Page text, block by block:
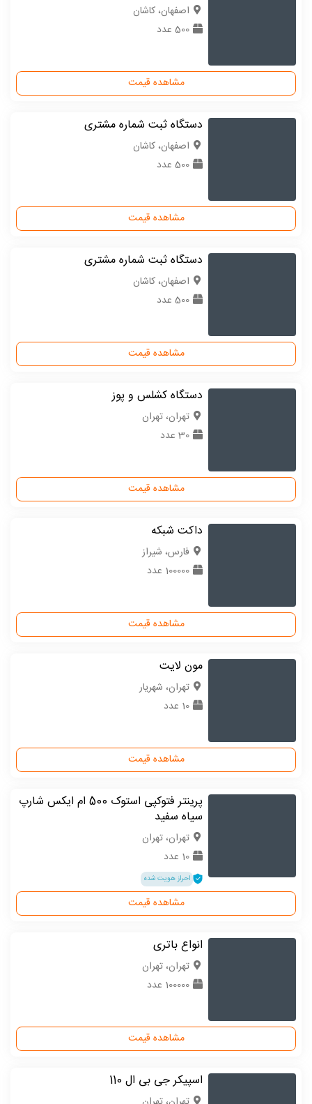
اصفهان، کاشان
500 عدد
مشاهده قیمت
دستگاه ثبت شماره مشتری
اصفهان، کاشان
500 عدد
مشاهده قیمت
دستگاه ثبت شماره مشتری
اصفهان، کاشان
500 عدد
مشاهده قیمت
دستگاه کشلس و پوز
تهران، تهران
30 عدد
مشاهده قیمت
داکت شبکه
فارس، شیراز
100000 عدد
مشاهده قیمت
مون لایت
تهران، شهریار
10 عدد
مشاهده قیمت
پرینتر فتوکپی استوک 500 ام ایکس شارپ
سیاه سفید
تهران، تهران
10 عدد
احراز هویت شده
مشاهده قیمت
انواع باتری
تهران، تهران
100000 عدد
مشاهده قیمت
اسپیکر جی بی ال 110